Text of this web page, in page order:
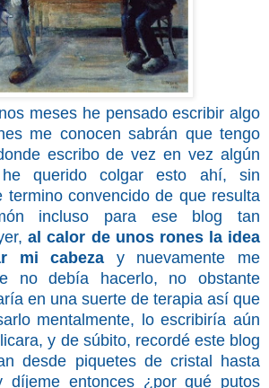
meses he pensado escribir algo
me conocen sabrán que tengo
escribo de vez en vez algún
querido colgar esto ahí, sin
termino convencido de que resulta
incluso para ese blog tan
al calor de unos rones la idea
mi cabeza y nuevamente me
no debía hacerlo, no obstante
en una suerte de terapia así que
mentalmente, lo escribiría aún
y de súbito, recordé este blog
desde piquetes de cristal hasta
díjeme entonces ¿por qué putos